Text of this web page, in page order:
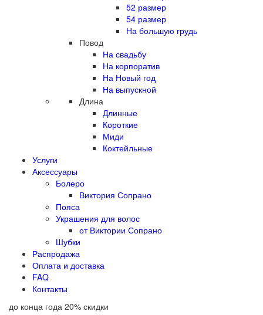
52 размер
54 размер
На большую грудь
Повод
На свадьбу
На корпоратив
На Новый год
На выпускной
Длина
Длинные
Короткие
Миди
Коктейльные
Услуги
Аксессуары
Болеро
Виктория Сопрано
Пояса
Украшения для волос
от Виктории Сопрано
Шубки
Распродажа
Оплата и доставка
FAQ
Контакты
до конца года 20% скидки